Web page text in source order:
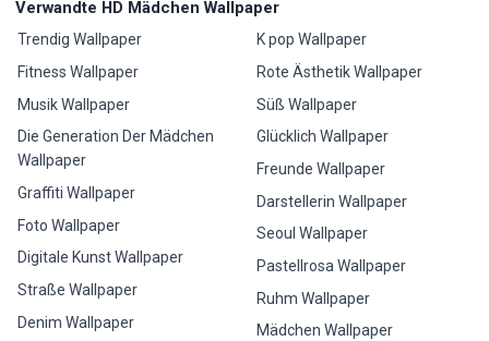
Verwandte HD Mädchen Wallpaper
Trendig Wallpaper
Fitness Wallpaper
Musik Wallpaper
Die Generation Der Mädchen
Wallpaper
Graffiti Wallpaper
Foto Wallpaper
Digitale Kunst Wallpaper
Straße Wallpaper
Denim Wallpaper
K pop Wallpaper
Rote Ästhetik Wallpaper
Süß Wallpaper
Glücklich Wallpaper
Freunde Wallpaper
Darstellerin Wallpaper
Seoul Wallpaper
Pastellrosa Wallpaper
Ruhm Wallpaper
Mädchen Wallpaper